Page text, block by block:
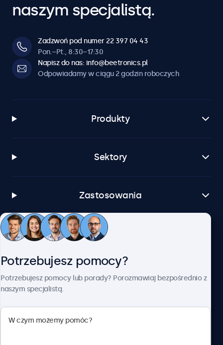
naszym specjalistą.
Zadzwoń pod numer 22 397 04 43
Pon.–Pt., 8:30–17:30
Napisz do nas: info@beetronics.pl
Odpowiadamy w ciągu 2 godzin roboczych
Produkty
Sektory
Zastosowania
Obsługa klienta
Potrzebujesz pomocy?
Potrzebujesz pomocy lub porady? Porozmawiaj bezpośrednio z
naszym specjalistą.